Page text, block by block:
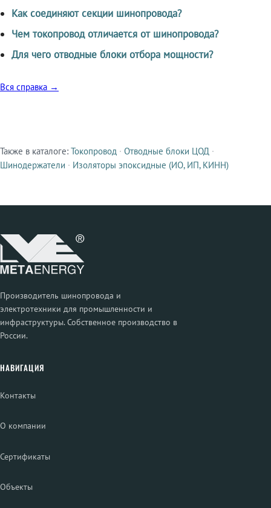
Как соединяют секции шинопровода?
Чем токопровод отличается от шинопровода?
Для чего отводные блоки отбора мощности?
Вся справка →
Смежные продукты
Также в каталоге: Токопровод · Отводные блоки ЦОД ·
Шинодержатели · Изоляторы эпоксидные (ИО, ИП, КИНН)
Производитель шинопровода и
электротехники для промышленности и
инфраструктуры. Собственное производство в
России.
НАВИГАЦИЯ
Контакты
О компании
Сертификаты
Объекты